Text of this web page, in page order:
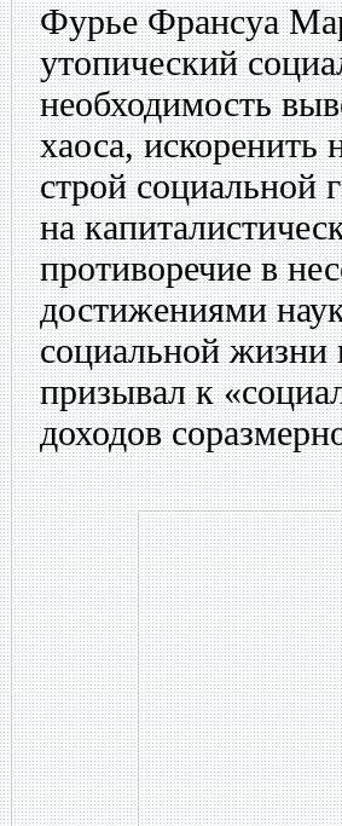
Фурье Франсуа
утопический
необходимость
хаоса, искоренить
строй социальной
на
противоречие в
достижениями
социальной жизни
призывал к
доходов